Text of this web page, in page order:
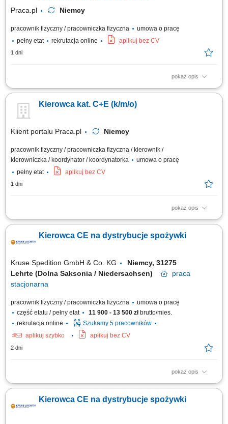
Praca.pl Niemcy
pracownik fizyczny / pracowniczka fizyczna
umowa o pracę
pełny etat
rekrutacja online aplikuj bez CV
1 dni
pokaż opis
Opis stanowiska Sprawna obsługa transportowa niemieckich projektów
Współpraca z brygadą na budowie przy operacjach załadunkowych oraz
bieżących pracach terenowych; Optymalne planowanie krótkich tras
Kierowca kat. C+E (k/m/o)
Klient portalu Praca.pl Niemcy
pracownik fizyczny / pracowniczka fizyczna / kierownik /
kierowniczka / koordynator / koordynatorka
umowa o pracę
pełny etat
aplikuj bez CV
1 dni
pokaż opis
Prowadzenie pojazdów ciężarowych o DMC pow. 3,5 t z
budowlanych. Transport gabarytów, maszyn budowlanych oraz
elementów konstrukcyjnych pomiędzy lokalizacjami wykonawczymi.
Kierowca CE na dystrybucje spożywki
Kruse Spedition GmbH & Co. KG
Niemcy, 31275
Lehrte (Dolna Saksonia / Niedersachsen)
praca
stacjonarna
pracownik fizyczny / pracowniczka fizyczna
umowa o pracę
część etatu / pełny etat
11 900 - 13 500 złbrutto/mies.
rekrutacja online
Szukamy 5 pracowników
aplikuj szybko
aplikuj bez CV
2 dni
pokaż opis
KOGO POSZUKUJEMY? Kierowcy z mocnymi podstawami języka
świadectwo kwalifikacji zawodowej kierowcy (kod 95) na dystrybucje
żywności w systemie zmianowym w 31275 Lehrte / Niemcy w systemie
Kierowca CE na dystrybucje spożywki